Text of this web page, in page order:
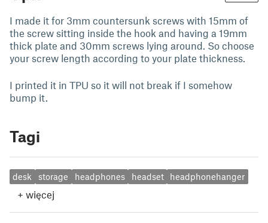
I made it for 3mm countersunk screws with 15mm of
the screw sitting inside the hook and having a 19mm
thick plate and 30mm screws lying around. So choose
your screw length according to your plate thickness.
I printed it in TPU so it will not break if I somehow
bump it.
Tagi
desk storage headphones headset headphonehanger
+ więcej